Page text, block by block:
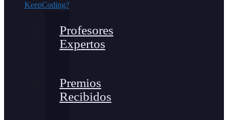
KeepCoding?
Profesores
Expertos
Premios
Recibidos